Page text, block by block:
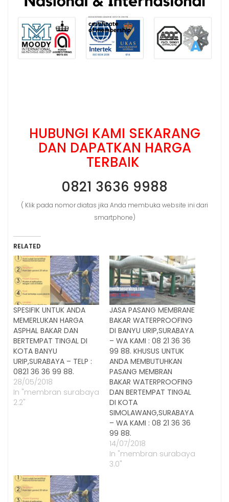
HUBUNGI KAMI SEKARANG
DAN DAPATKAN HARGA
TERBAIK
0821 3636 9988
( Klik pada nomor diatas jika Anda membuka website ini dari
smartphone)
RELATED
SPESIFIK UNTUK ANDA
MEMERLUKAN HARGA
ASPHAL BAKAR DAN
BERTEMPAT TINGAL DI
KOTA BANYU
URIP,SURABAYA – TELP :
0821 36 36 99 88.
28/05/2018
In "membran surabaya
2.2"
JASA PASANG MEMBRANE
BAKAR WATERPROOFING
DI BANYU URIP,SURABAYA
– WA KAMI : 08 21 36 36
99 88. KHUSUS UNTUK
ANDA MEMBUTUHKAN
PASANG MEMBRAN
BAKAR WATERPROOFING
DAN BERTEMPAT TINGAL
DI KOTA
SIMOLAWANG,SURABAYA
– WA KAMI : 08 21 36 36
99 88.
14/07/2018
In "membran surabaya
3.0"